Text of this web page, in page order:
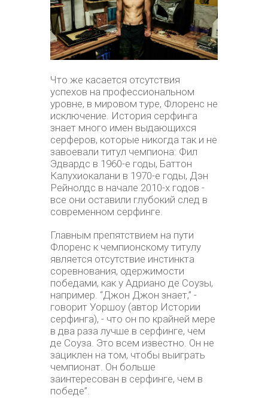
Что же касается отсутствия
успехов на профессиональном
уровне, в мировом туре, Флоренс не
исключение. История серфинга
знает много имен выдающихся
серферов, которые никогда так и не
завоевали титул чемпиона: Фил
Эдвардс в 1960-е годы, Баттон
Калухиокалани в 1970-е годы, Дэн
Рейнолдс в начале 2010-х годов -
все они оставили глубокий след в
современном серфинге.
Главным препятствием на пути
Флоренс к чемпионскому титулу
является отсутствие инстинкта
соревнования, одержимости
победами, как у Адриано де Соузы,
например. “Джон Джон знает,” -
говорит Уоршоу (автор Истории
серфинга), - что он по крайней мере
в два раза лучше в серфинге, чем
де Соуза. Это всем известно. Он не
зациклен на том, чтобы выиграть
чемпионат. Он больше
заинтересован в серфинге, чем в
победе”.